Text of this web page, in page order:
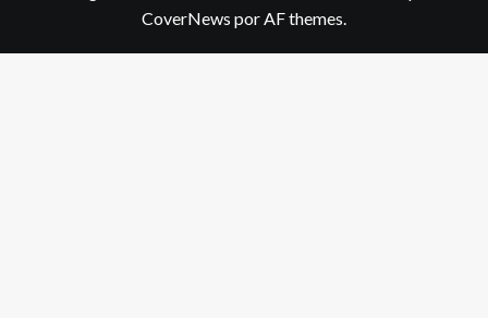
CoverNews por AF themes.